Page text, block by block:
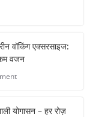
वॉकिंग एक्सरसाइज:
वजन
योगासन – हर रोज़